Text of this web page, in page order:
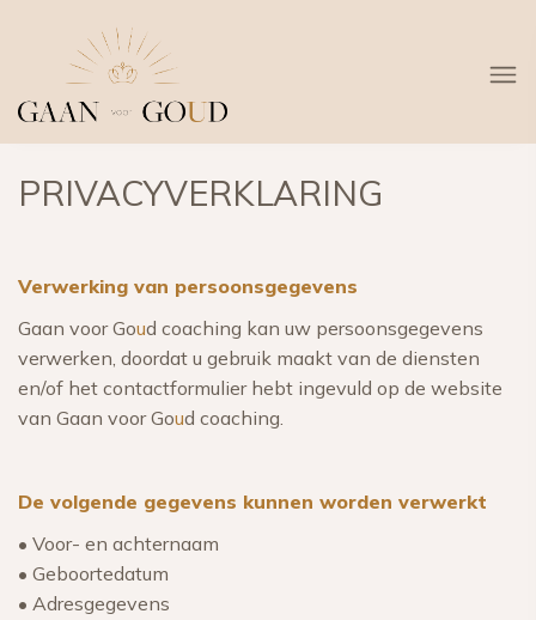
PRIVACYVERKLARING
Verwerking van persoonsgegevens
Gaan voor Goud coaching kan uw persoonsgegevens
verwerken, doordat u gebruik maakt van de diensten
en/of het contactformulier hebt ingevuld op de website
van Gaan voor Goud coaching.
De volgende gegevens kunnen worden verwerkt
• Voor- en achternaam
• Geboortedatum
• Adresgegevens